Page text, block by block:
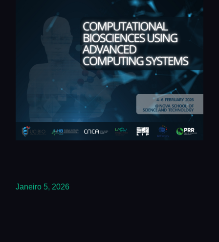
Janeiro 5, 2026